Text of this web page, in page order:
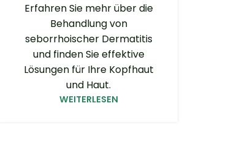
Erfahren Sie mehr über die
Behandlung von
seborrhoischer Dermatitis
und finden Sie effektive
Lösungen für Ihre Kopfhaut
und Haut.
WEITERLESEN